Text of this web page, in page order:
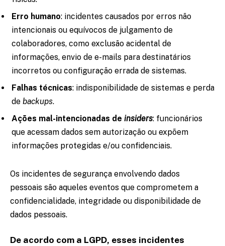
Erro humano: incidentes causados por erros não
intencionais ou equívocos de julgamento de
colaboradores, como exclusão acidental de
informações, envio de e-mails para destinatários
incorretos ou configuração errada de sistemas.
Falhas técnicas: indisponibilidade de sistemas e perda
de backups.
Ações mal-intencionadas de insiders: funcionários
que acessam dados sem autorização ou expõem
informações protegidas e/ou confidenciais.
Os incidentes de segurança envolvendo dados
pessoais são aqueles eventos que comprometem a
confidencialidade, integridade ou disponibilidade de
dados pessoais.
De acordo com a LGPD, esses incidentes